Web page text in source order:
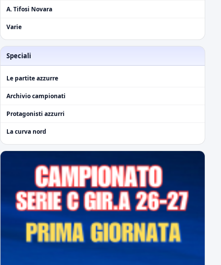
A. Tifosi Novara
Varie
Speciali
Le partite azzurre
Archivio campionati
Protagonisti azzurri
La curva nord